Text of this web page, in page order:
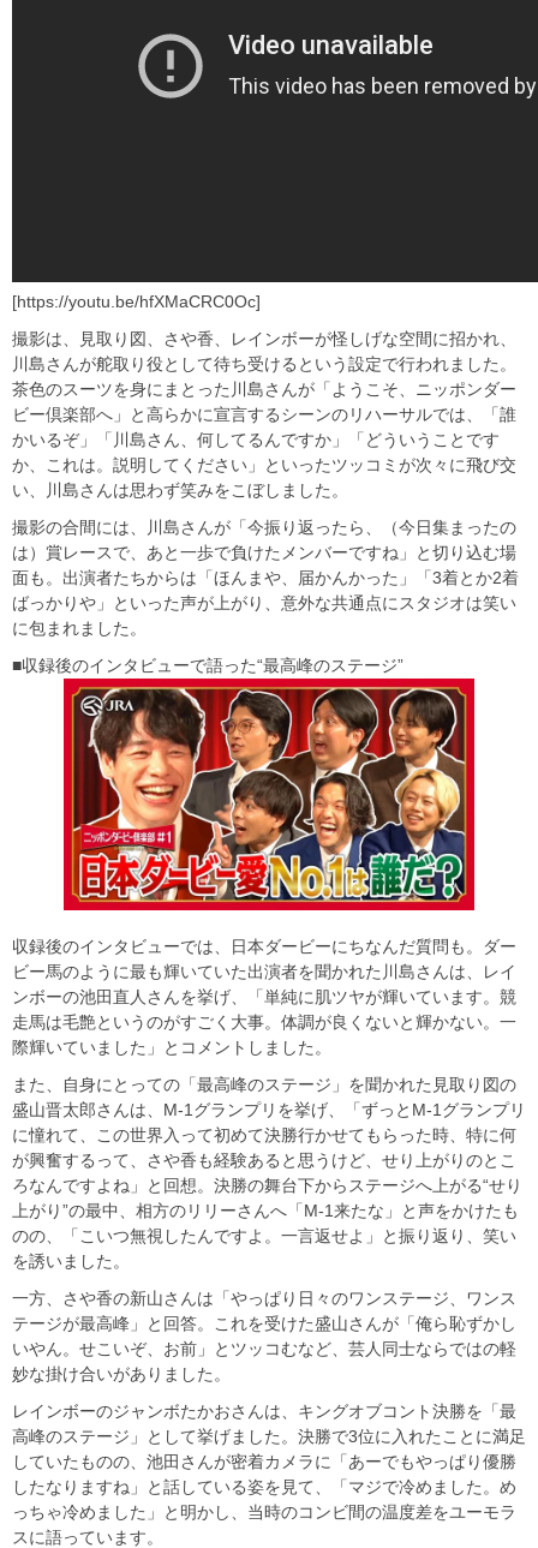
[https://youtu.be/hfXMaCRC0Oc]
撮影は、見取り図、さや香、レインボーが怪しげな空間に招かれ、
川島さんが舵取り役として待ち受けるという設定で行われました。
茶色のスーツを身にまとった川島さんが「ようこそ、ニッポンダー
ビー倶楽部へ」と高らかに宣言するシーンのリハーサルでは、「誰
かいるぞ」「川島さん、何してるんですか」「どういうことです
か、これは。説明してください」といったツッコミが次々に飛び交
い、川島さんは思わず笑みをこぼしました。
撮影の合間には、川島さんが「今振り返ったら、（今日集まったの
は）賞レースで、あと一歩で負けたメンバーですね」と切り込む場
面も。出演者たちからは「ほんまや、届かんかった」「3着とか2着
ばっかりや」といった声が上がり、意外な共通点にスタジオは笑い
に包まれました。
■収録後のインタビューで語った“最高峰のステージ”
収録後のインタビューでは、日本ダービーにちなんだ質問も。ダー
ビー馬のように最も輝いていた出演者を聞かれた川島さんは、レイ
ンボーの池田直人さんを挙げ、「単純に肌ツヤが輝いています。競
走馬は毛艶というのがすごく大事。体調が良くないと輝かない。一
際輝いていました」とコメントしました。
また、自身にとっての「最高峰のステージ」を聞かれた見取り図の
盛山晋太郎さんは、M-1グランプリを挙げ、「ずっとM-1グランプリ
に憧れて、この世界入って初めて決勝行かせてもらった時、特に何
が興奮するって、さや香も経験あると思うけど、せり上がりのとこ
ろなんですよね」と回想。決勝の舞台下からステージへ上がる“せり
上がり”の最中、相方のリリーさんへ「M-1来たな」と声をかけたも
のの、「こいつ無視したんですよ。一言返せよ」と振り返り、笑い
を誘いました。
一方、さや香の新山さんは「やっぱり日々のワンステージ、ワンス
テージが最高峰」と回答。これを受けた盛山さんが「俺ら恥ずかし
いやん。せこいぞ、お前」とツッコむなど、芸人同士ならではの軽
妙な掛け合いがありました。
レインボーのジャンボたかおさんは、キングオブコント決勝を「最
高峰のステージ」として挙げました。決勝で3位に入れたことに満足
していたものの、池田さんが密着カメラに「あーでもやっぱり優勝
したなりますね」と話している姿を見て、「マジで冷めました。め
っちゃ冷めました」と明かし、当時のコンビ間の温度差をユーモラ
スに語っています。